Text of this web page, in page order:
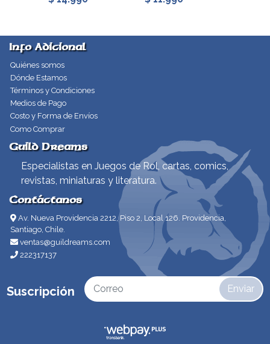
Info Adicional
Quiénes somos
Dónde Estamos
Términos y Condiciones
Medios de Pago
Costo y Forma de Envíos
Como Comprar
Guild Dreams
Especialistas en Juegos de Rol, cartas, comics,
revistas, miniaturas y literatura.
Contáctanos
Av. Nueva Providencia 2212, Piso 2, Local 126. Providencia,
Santiago, Chile.
ventas@guildreams.com
222317137
Suscripción Enviar